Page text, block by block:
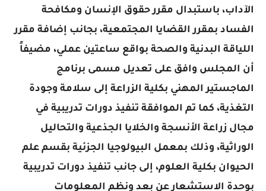
الآداب، باستبدال مقرر حقوق الإنسان ومكافحة
الفساد بمقرر القضايا المجتمعية، بجانب إضافة مقرر
اللياقة البدنية والصحة بواقع ساعتين عملي، مضيفاً
أن المجلس وافق على تعديل مسمى برنامج
الماجستير المهني بكلية الزراعة إلى سلامة وجودة
التغذية، كما تم الموافقة تنفيذ دورات تدريبية في
مجال زراعة الأنسجة والخلايا الجذعية والتحاليل
الوراثية، وذلك بمعمل البيولوجيا الجزئية بقسم علم
الحيوان بكلية العلوم، إلى جانب تنفيذ دورات تدريبية
بوحدة الاستشعار عن بعد ونظم المعلومات